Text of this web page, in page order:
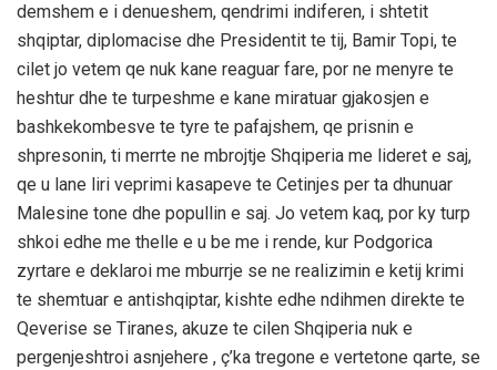
demshem e i denueshem, qendrimi indiferen, i shtetit
shqiptar, diplomacise dhe Presidentit te tij, Bamir Topi, te
cilet jo vetem qe nuk kane reaguar fare, por ne menyre te
heshtur dhe te turpeshme e kane miratuar gjakosjen e
bashkekombesve te tyre te pafajshem, qe prisnin e
shpresonin, ti merrte ne mbrojtje Shqiperia me lideret e saj,
qe u lane liri veprimi kasapeve te Cetinjes per ta dhunuar
Malesine tone dhe popullin e saj. Jo vetem kaq, por ky turp
shkoi edhe me thelle e u be me i rende, kur Podgorica
zyrtare e deklaroi me mburrje se ne realizimin e ketij krimi
te shemtuar e antishqiptar, kishte edhe ndihmen direkte te
Qeverise se Tiranes, akuze te cilen Shqiperia nuk e
pergenjeshtroi asnjehere , ç’ka tregone e vertetone qarte, se